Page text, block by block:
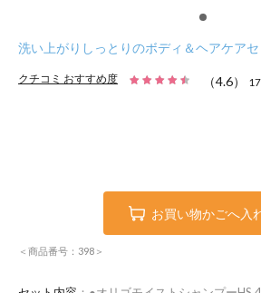
洗い上がりしっとりのボディ＆ヘアケアセ
クチコミ おすすめ度 （4.6）
お買い物かごへ入
＜商品番号：398＞